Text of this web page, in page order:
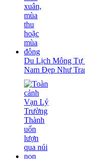
Du Lịch Mông Tự
Nam Đẹp Như